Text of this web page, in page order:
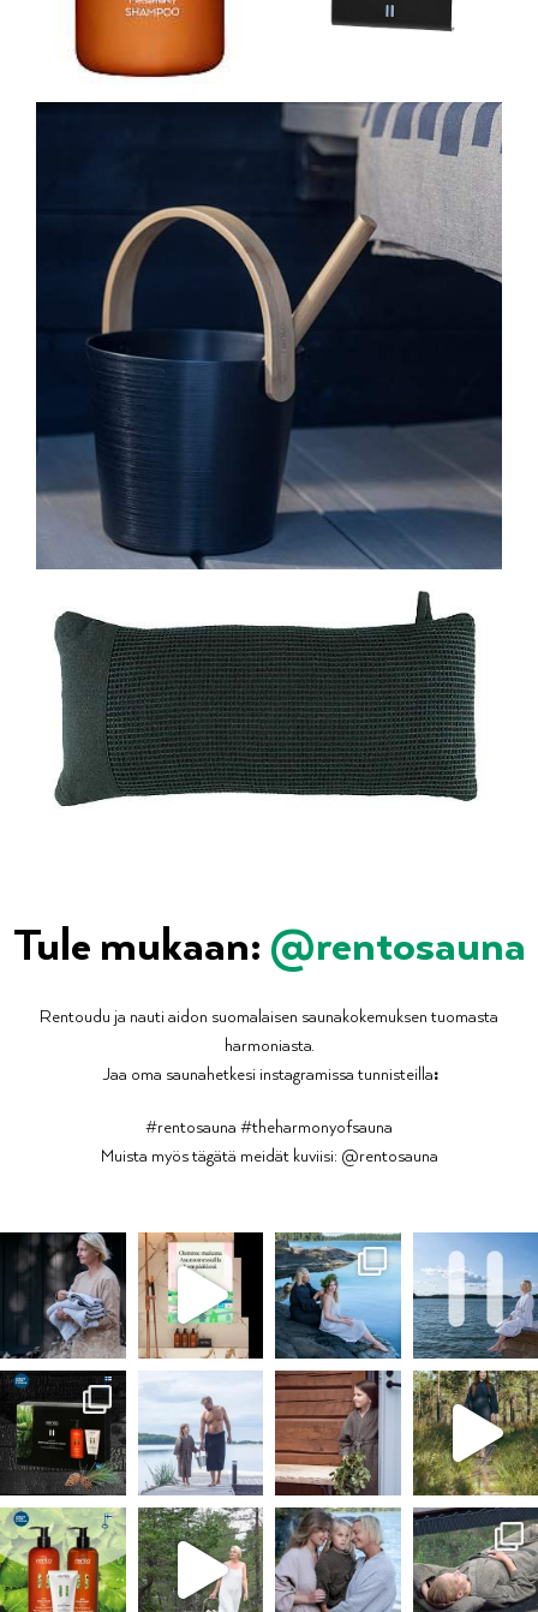
Tule mukaan:@rentosauna
Rentoudu ja nauti aidon suomalaisen saunakokemuksen tuomasta
harmoniasta.
Jaa oma saunahetkesi instagramissa tunnisteilla:
#rentosauna #theharmonyofsauna
Muista myös tägätä meidät kuviisi: @rentosauna